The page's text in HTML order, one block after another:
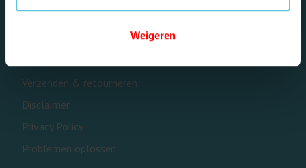
Weigeren
Contact- en reparatieformulier
Verzenden & retourneren
Disclaimer
Privacy Policy
Problemen oplossen